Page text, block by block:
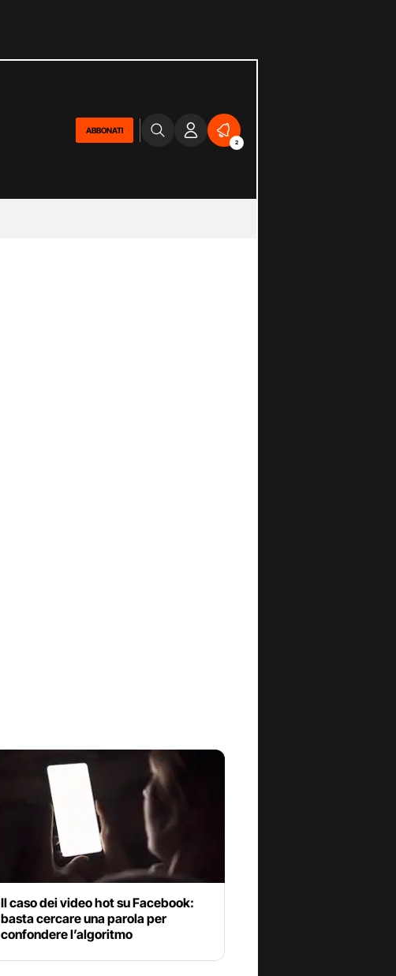
ABBONATI
2
Il caso dei video hot su Facebook:
basta cercare una parola per
confondere l’algoritmo